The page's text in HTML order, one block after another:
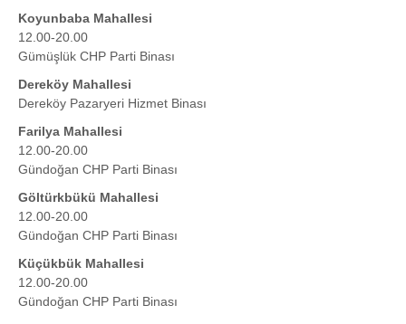
Koyunbaba Mahallesi
12.00-20.00
Gümüşlük CHP Parti Binası
Dereköy Mahallesi
Dereköy Pazaryeri Hizmet Binası
Farilya Mahallesi
12.00-20.00
Gündoğan CHP Parti Binası
Göltürkbükü Mahallesi
12.00-20.00
Gündoğan CHP Parti Binası
Küçükbük Mahallesi
12.00-20.00
Gündoğan CHP Parti Binası